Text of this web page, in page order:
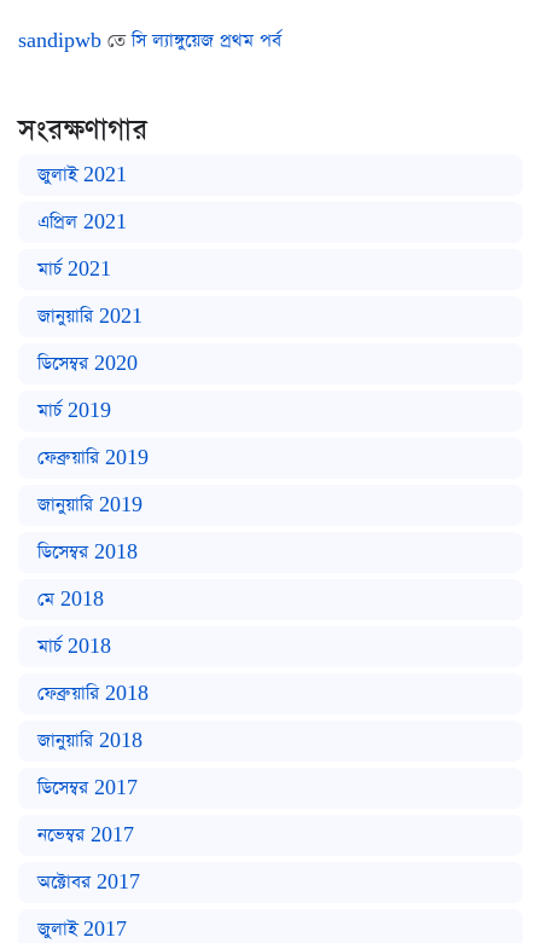
sandipwb তেসি ল্যাঙ্গুয়েজ প্রথম পর্ব
সংরক্ষণাগার
জুলাই 2021
এপ্রিল 2021
মার্চ 2021
জানুয়ারি 2021
ডিসেম্বর 2020
মার্চ 2019
ফেব্রুয়ারি 2019
জানুয়ারি 2019
ডিসেম্বর 2018
মে 2018
মার্চ 2018
ফেব্রুয়ারি 2018
জানুয়ারি 2018
ডিসেম্বর 2017
নভেম্বর 2017
অক্টোবর 2017
জুলাই 2017